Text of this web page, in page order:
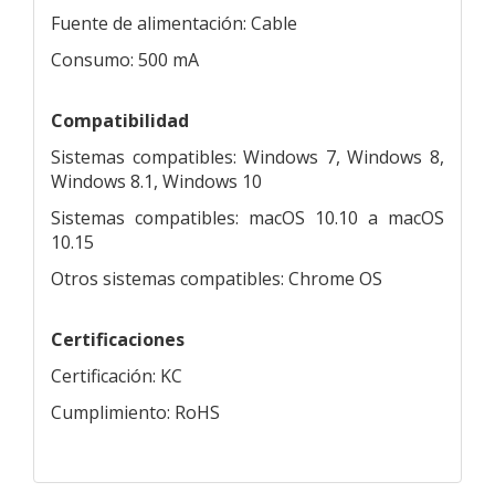
Fuente de alimentación: Cable
Consumo: 500 mA
Compatibilidad
Sistemas compatibles: Windows 7, Windows 8,
Windows 8.1, Windows 10
Sistemas compatibles: macOS 10.10 a macOS
10.15
Otros sistemas compatibles: Chrome OS
Certificaciones
Certificación: KC
Cumplimiento: RoHS